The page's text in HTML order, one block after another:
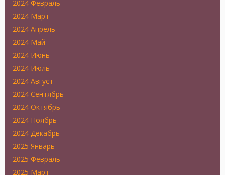
2024 Февраль
2024 Март
2024 Апрель
2024 Май
2024 Июнь
2024 Июль
2024 Август
2024 Сентябрь
2024 Октябрь
2024 Ноябрь
2024 Декабрь
2025 Январь
2025 Февраль
2025 Март